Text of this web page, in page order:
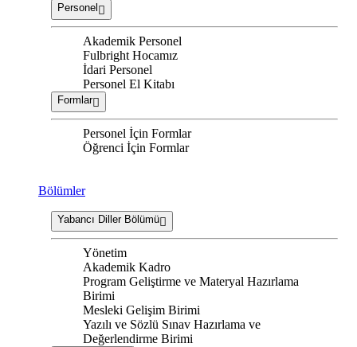
Personel
Akademik Personel
Fulbright Hocamız
İdari Personel
Personel El Kitabı
Formlar
Personel İçin Formlar
Öğrenci İçin Formlar
Bölümler
Yabancı Diller Bölümü
Yönetim
Akademik Kadro
Program Geliştirme ve Materyal Hazırlama
Birimi
Mesleki Gelişim Birimi
Yazılı ve Sözlü Sınav Hazırlama ve
Değerlendirme Birimi